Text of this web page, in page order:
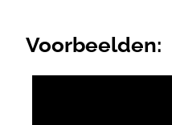
Voorbeelden: